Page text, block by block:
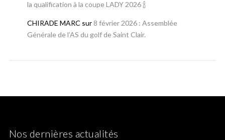
la qualification à la coupe LADY 2026 🍾
CHIRADE MARC sur 8 février 2026 : Assemblée
Générale de l’AS du golf de Saint Clair.
Nos dernières actualités